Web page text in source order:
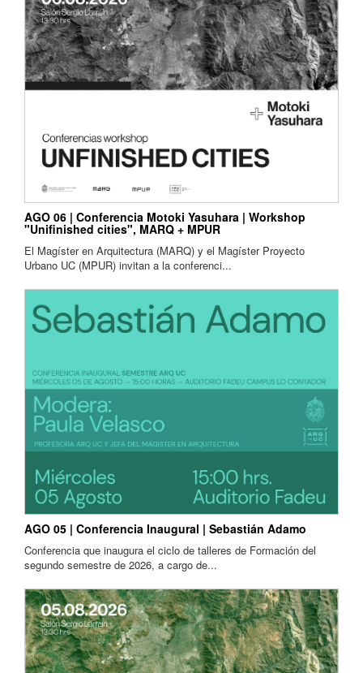
AGO 06 | Conferencia Motoki Yasuhara | Workshop
"Unifinished cities", MARQ + MPUR
El Magíster en Arquitectura (MARQ) y el Magíster Proyecto
Urbano UC (MPUR) invitan a la conferenci...
AGO 05 | Conferencia Inaugural | Sebastián Adamo
Conferencia que inaugura el ciclo de talleres de Formación del
segundo semestre de 2026, a cargo de...